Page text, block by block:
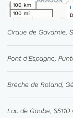
100 km
100 mi
Cirque de Gavarnie,
Pont d'Espagne,
Brèche de Roland,
Lac de Gaube,